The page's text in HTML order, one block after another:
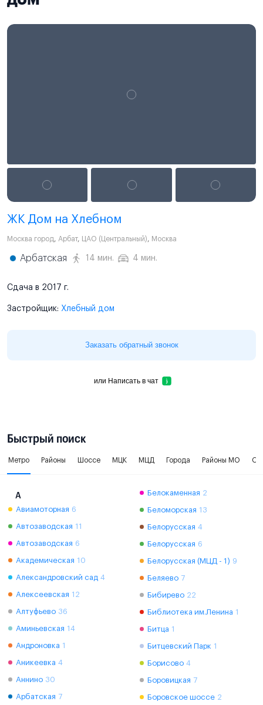
ЖК Дом на Хлебном
Москва город, Арбат, ЦАО (Центральный), Москва
Арбатская 14 мин. 4 мин.
Сдача в 2017 г.
Застройщик: Хлебный дом
Заказать обратный звонок
или Написать в чат
Быстрый поиск
Метро Районы Шоссе МЦК МЦД Города Районы МО
А
Авиамоторная 6
Автозаводская 11
Автозаводская 6
Академическая 10
Александровский сад 4
Алексеевская 12
Алтуфьево 36
Аминьевская 14
Андроновка 1
Аникеевка 4
Аннино 30
Арбатская 7
Белокаменная 2
Беломорская 13
Белорусская 4
Белорусская 6
Белорусская (МЦД - 1) 9
Беляево 7
Бибирево 22
Библиотека им.Ленина 1
Битца 1
Битцевский Парк 1
Борисово 4
Боровицкая 7
Боровское шоссе 2